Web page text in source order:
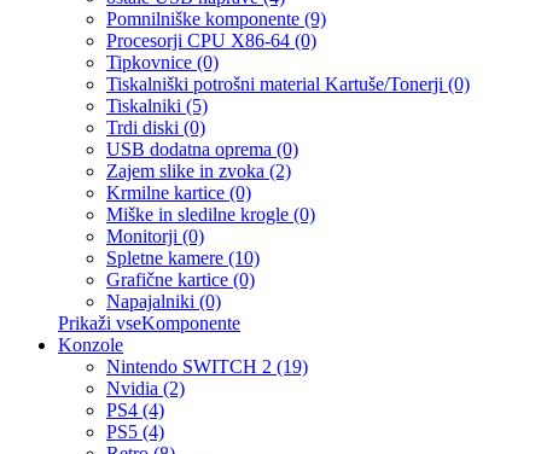
Pomnilniške komponente (9)
Procesorji CPU X86-64 (0)
Tipkovnice (0)
Tiskalniški potrošni material Kartuše/Tonerji (0)
Tiskalniki (5)
Trdi diski (0)
USB dodatna oprema (0)
Zajem slike in zvoka (2)
Krmilne kartice (0)
Miške in sledilne krogle (0)
Monitorji (0)
Spletne kamere (10)
Grafične kartice (0)
Napajalniki (0)
Prikaži vseKomponente
Konzole
Nintendo SWITCH 2 (19)
Nvidia (2)
PS4 (4)
PS5 (4)